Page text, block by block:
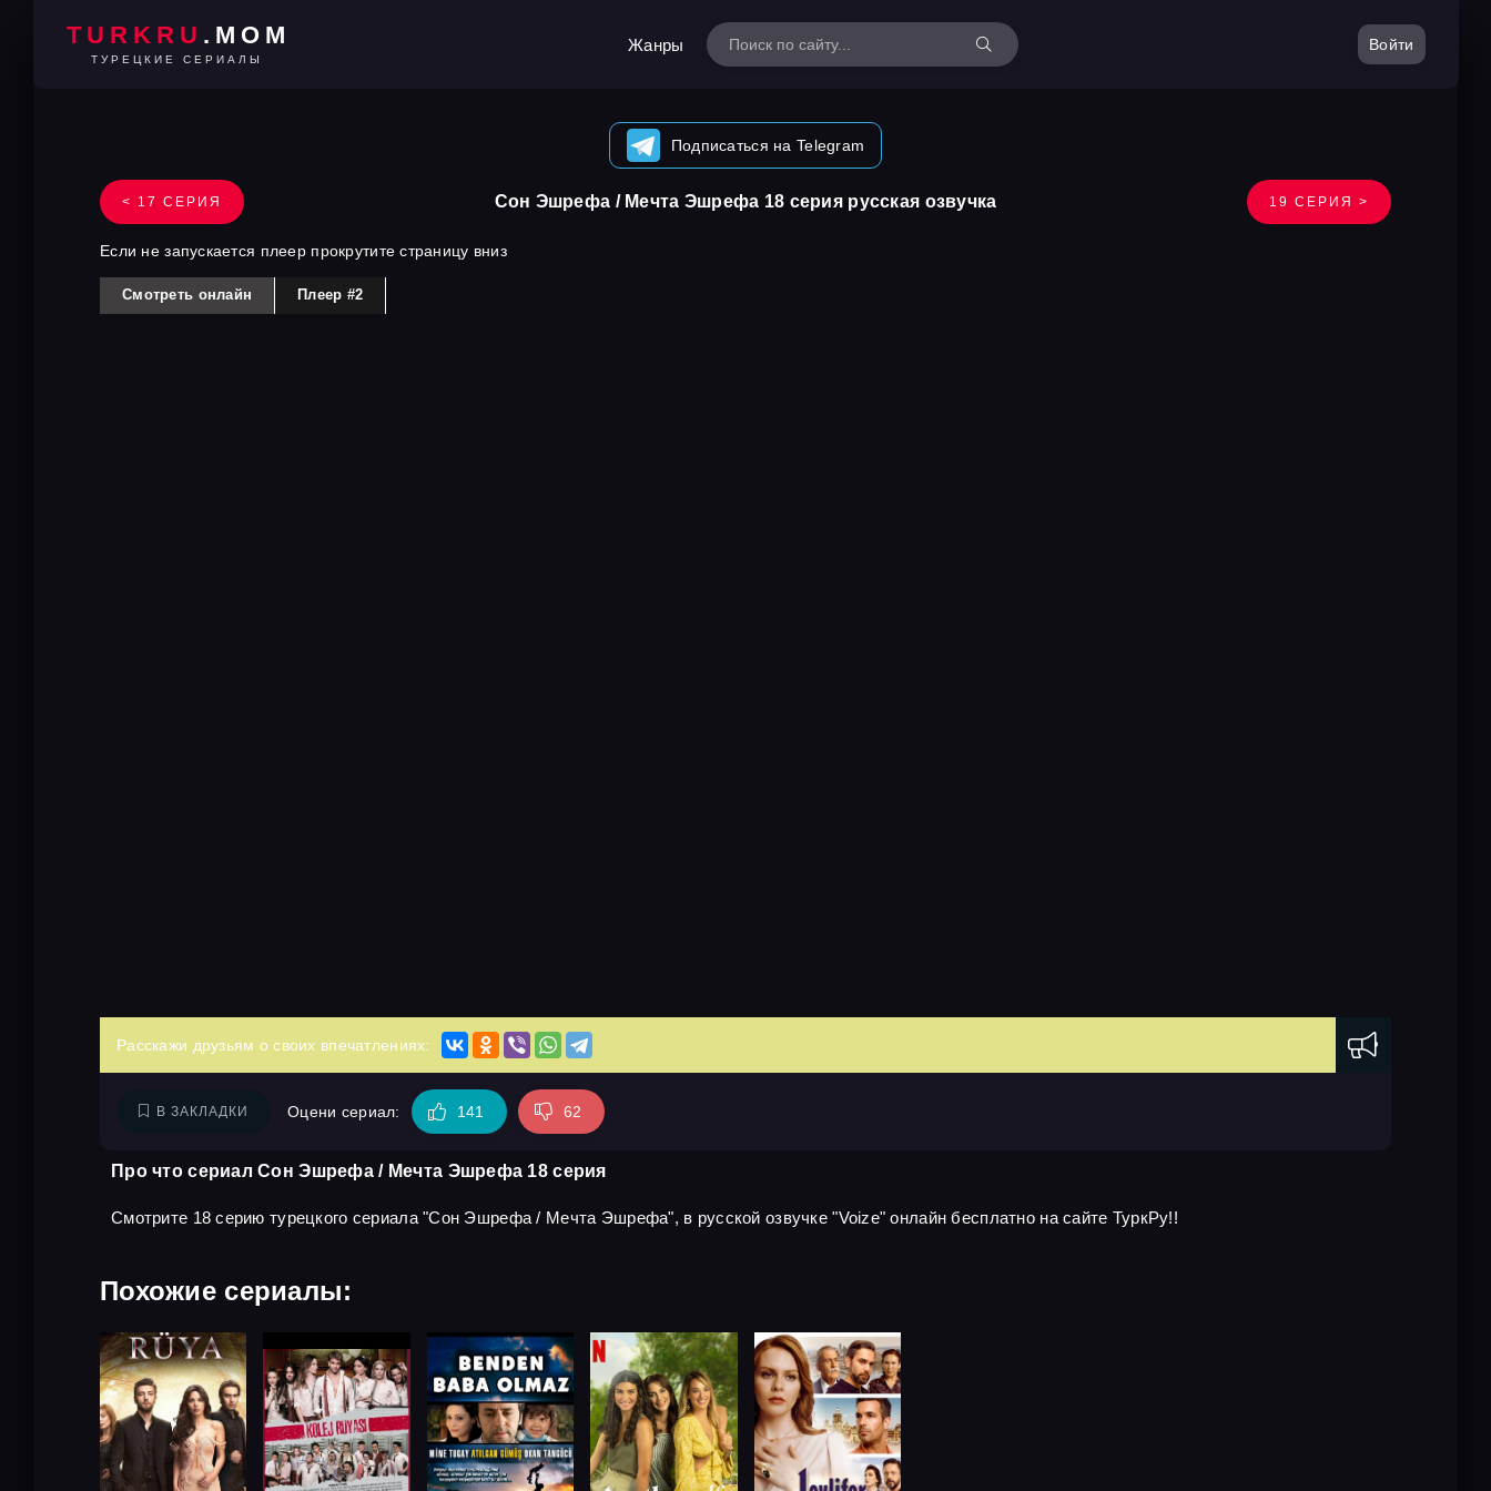
TURKRU .MOM
ТУРЕЦКИЕ СЕРИАЛЫ
Жанры Войти
Подписаться на Telegram
< 17 СЕРИЯ Сон Эшрефа / Мечта Эшрефа 18 серия русская озвучка 19 СЕРИЯ >
Если не запускается плеер прокрутите страницу вниз
Смотреть онлайн Плеер #2
Расскажи друзьям о своих впечатлениях:
В ЗАКЛАДКИ Оцени сериал: 141 62
Про что сериал Сон Эшрефа / Мечта Эшрефа 18 серия
Смотрите 18 серию турецкого сериала "Сон Эшрефа / Мечта Эшрефа", в русской озвучке "Voize" онлайн бесплатно на сайте ТуркРу!!
Похожие сериалы: